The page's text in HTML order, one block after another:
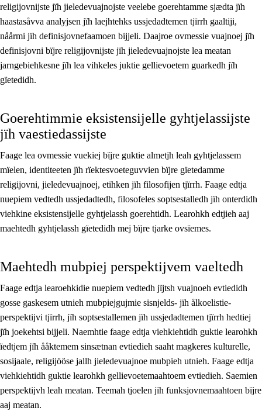
religijovnijste jïh jieledevuajnojste veelebe goerehtamme sjædta jïh
haastasåvva analyjsen jïh laejhtehks ussjedadtemen tjïrrh gaaltiji,
nåårmi jïh definisjovnefaamoen bijjeli. Daajroe ovmessie vuajnoej jïh
definisjovni bïjre religijovnijste jïh jieledevuajnojste lea meatan
jarngebiehkesne jïh lea vihkeles juktie gellievoetem guarkedh jïh
gïetedidh.
Goerehtimmie eksistensijelle gyhtjelassijste
jïh vaestiedassijste
Faage lea ovmessie vuekiej bïjre guktie almetjh leah gyhtjelassem
mïelen, identiteeten jïh rïektesvoeteguvvien bïjre gïetedamme
religijovni, jieledevuajnoej, etihken jïh filosofijen tjïrrh. Faage edtja
nuepiem vedtedh ussjedadtedh, filosofeles soptsestalledh jïh onterdidh
viehkine eksistensijelle gyhtjelassh goerehtidh. Learohkh edtjieh aaj
maehtedh gyhtjelassh gïetedidh mej bïjre tjarke ovsïemes.
Maehtedh mubpiej perspektijvem vaeltedh
Faage edtja learoehkidie nuepiem vedtedh jïjtsh vuajnoeh evtiedidh
gosse gaskesem utnieh mubpiejgujmie sisnjelds- jïh ålkoelistie-
perspektijvi tjïrrh, jïh soptsestallemen jïh ussjedadtemen tjïrrh hedtiej
jïh joekehtsi bijjeli. Naemhtie faage edtja viehkiehtidh guktie learohkh
ïedtjem jïh ååktemem sinsætnan evtiedieh saaht magkeres kulturelle,
sosijaale, religijööse jallh jieledevuajnoe mubpieh utnieh. Faage edtja
viehkiehtidh guktie learohkh gellievoetemaahtoem evtiedieh. Saemien
perspektijvh leah meatan. Teemah tjoelen jïh funksjovnemaahtoen bïjre
aaj meatan.